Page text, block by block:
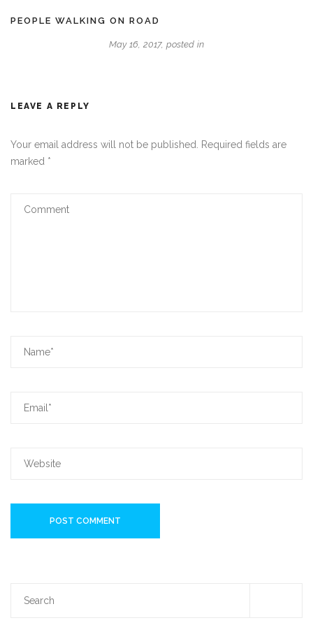
PEOPLE WALKING ON ROAD
May 16, 2017, posted in
LEAVE A REPLY
Your email address will not be published. Required fields are
marked *